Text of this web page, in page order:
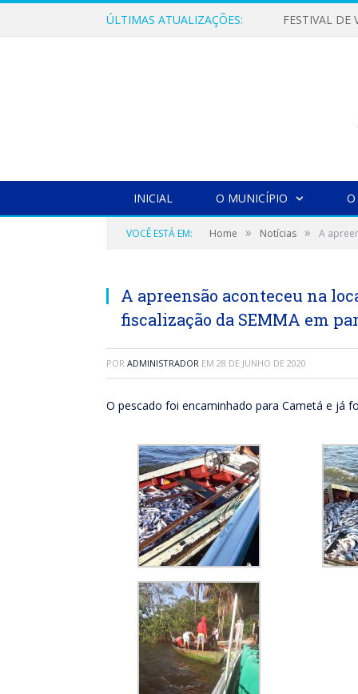
ÚLTIMAS ATUALIZAÇÕES:
INICIAL O MUNICÍPIO O
VOCÊ ESTÁ EM: Home » Notícias » A
A apreensão aconteceu na
fiscalização da SEMMA em
POR ADMINISTRADOR EM 28 DE JUNHO DE 2020
O pescado foi encaminhado para Cametá e já